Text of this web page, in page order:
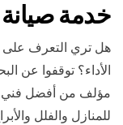
خدمة
هل تري التعرف على
الأداء؟ توقفوا عن
مؤلف من أفضل فني
للمنازل والفلل